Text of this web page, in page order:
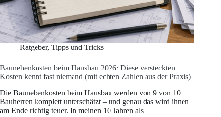
Ratgeber, Tipps und Tricks
Baunebenkosten beim Hausbau 2026: Diese versteckten
Kosten kennt fast niemand (mit echten Zahlen aus der Praxis)
Die Baunebenkosten beim Hausbau werden von 9 von 10
Bauherren komplett unterschätzt – und genau das wird ihnen
am Ende richtig teuer. In meinen 10 Jahren als